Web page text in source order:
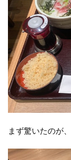
まず驚いたのが